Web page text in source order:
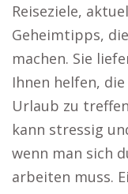
Reiseziele,
Geheimtipps,
machen. Sie
Ihnen helfen,
Urlaub zu
kann stressig
wenn man sich
arbeiten muss.